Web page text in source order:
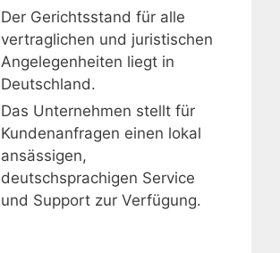
Der Gerichtsstand für alle
vertraglichen und juristischen
Angelegenheiten liegt in
Deutschland.
Das Unternehmen stellt für
Kundenanfragen einen lokal
ansässigen,
deutschsprachigen Service
und Support zur Verfügung.